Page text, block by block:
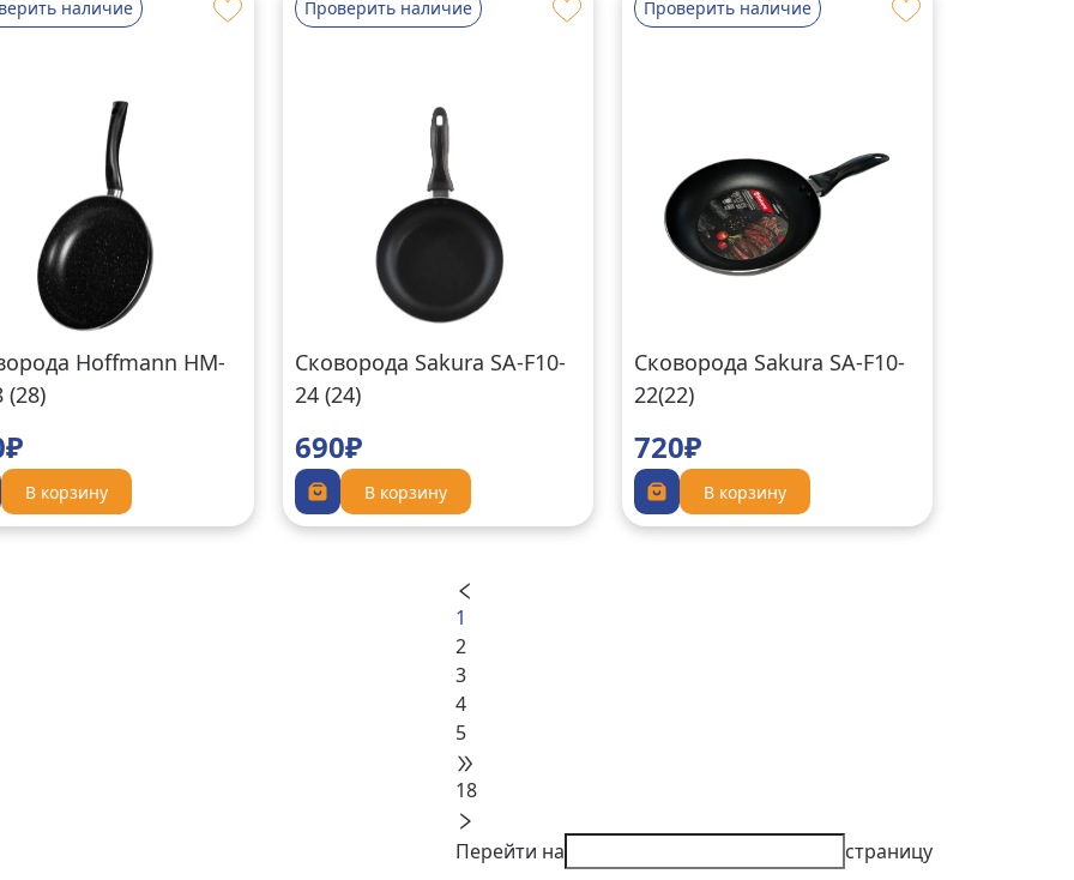
наличие
Hoffmann HM-
(28)
В корзину
Проверить наличие
Сковорода Sakura SA-F10-
24 (24)
690₽
В корзину
Проверить наличие
Сковорода Sakura SA-F10-
22(22)
720₽
В корзину
1
2
3
4
5
18
Перейти на страницу